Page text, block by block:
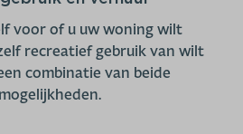
voor of u uw woning wilt
recreatief gebruik van wilt
combinatie van beide
mogelijkheden.